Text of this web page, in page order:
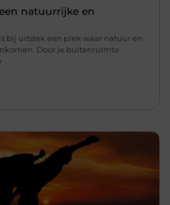
natuurrijke en
bij uitstek een plek waar natuur en
Door je buitenruimte